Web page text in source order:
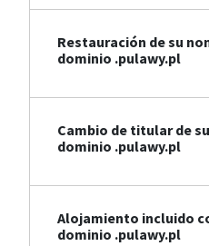
Restauración de su
dominio .pulawy.pl
Cambio de titular de
dominio .pulawy.pl
Alojamiento incluido
dominio .pulawy.pl